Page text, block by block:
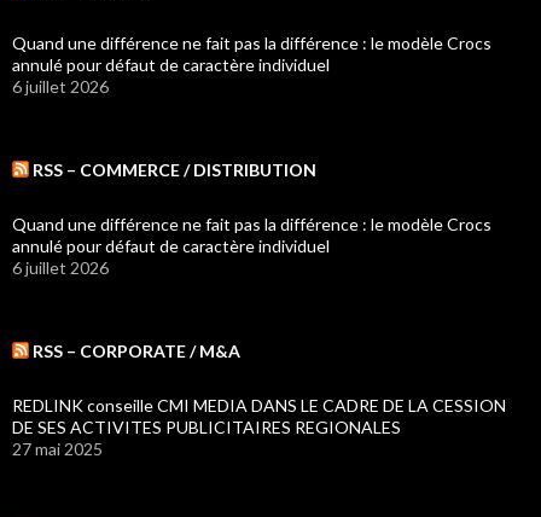
Quand une différence ne fait pas la différence : le modèle Crocs
annulé pour défaut de caractère individuel
6 juillet 2026
RSS – COMMERCE / DISTRIBUTION
Quand une différence ne fait pas la différence : le modèle Crocs
annulé pour défaut de caractère individuel
6 juillet 2026
RSS – CORPORATE / M&A
REDLINK conseille CMI MEDIA DANS LE CADRE DE LA CESSION
DE SES ACTIVITES PUBLICITAIRES REGIONALES
27 mai 2025